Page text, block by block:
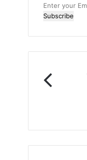
Enter
your
address